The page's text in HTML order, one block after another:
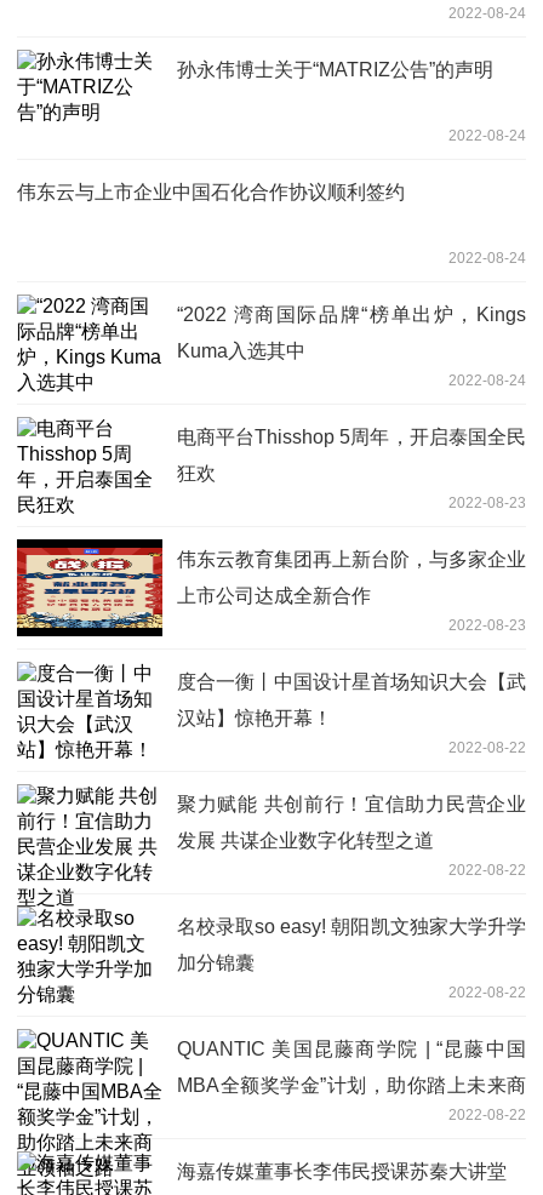
2022-08-24
孙永伟博士关于“MATRIZ公告”的声明
2022-08-24
伟东云与上市企业中国石化合作协议顺利签约
2022-08-24
“2022 湾商国际品牌“榜单出炉，Kings
Kuma入选其中
2022-08-24
电商平台Thisshop 5周年，开启泰国全民
狂欢
2022-08-23
伟东云教育集团再上新台阶，与多家企业
上市公司达成全新合作
2022-08-23
度合一衡丨中国设计星首场知识大会【武
汉站】惊艳开幕！
2022-08-22
聚力赋能 共创前行！宜信助力民营企业
发展 共谋企业数字化转型之道
2022-08-22
名校录取so easy! 朝阳凯文独家大学升学
加分锦囊
2022-08-22
QUANTIC 美国昆藤商学院 | “昆藤中国
MBA全额奖学金”计划，助你踏上未来商
2022-08-22
海嘉传媒董事长李伟民授课苏秦大讲堂